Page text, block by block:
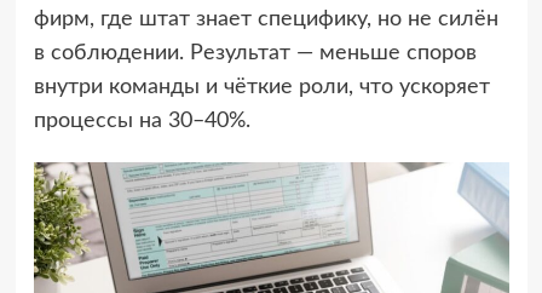
фирм, где штат знает специфику, но не силён
в соблюдении. Результат — меньше споров
внутри команды и чёткие роли, что ускоряет
процессы на 30–40%.